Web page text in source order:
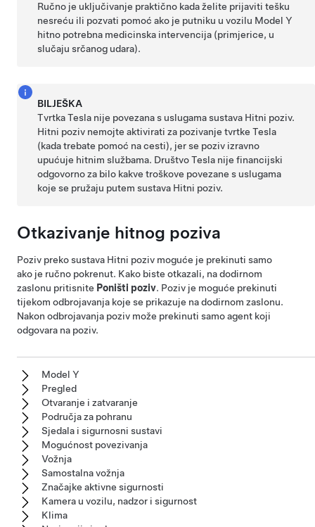
Ručno je uključivanje praktično kada želite prijaviti tešku
nesreću ili pozvati pomoć ako je putniku u vozilu Model Y
hitno potrebna medicinska intervencija (primjerice, u
slučaju srčanog udara).
BILJEŠKA
Tvrtka Tesla nije povezana s uslugama sustava Hitni poziv.
Hitni poziv nemojte aktivirati za pozivanje tvrtke Tesla
(kada trebate pomoć na cesti), jer se poziv izravno
upućuje hitnim službama. Društvo Tesla nije financijski
odgovorno za bilo kakve troškove povezane s uslugama
koje se pružaju putem sustava Hitni poziv.
Otkazivanje hitnog poziva
Poziv preko sustava Hitni poziv moguće je prekinuti samo
ako je ručno pokrenut. Kako biste otkazali, na dodirnom
zaslonu pritisnite Poništi poziv. Poziv je moguće prekinuti
tijekom odbrojavanja koje se prikazuje na dodirnom zaslonu.
Nakon odbrojavanja poziv može prekinuti samo agent koji
odgovara na poziv.
Model Y
Pregled
Otvaranje i zatvaranje
Područja za pohranu
Sjedala i sigurnosni sustavi
Mogućnost povezivanja
Vožnja
Samostalna vožnja
Značajke aktivne sigurnosti
Kamera u vozilu, nadzor i sigurnost
Klima